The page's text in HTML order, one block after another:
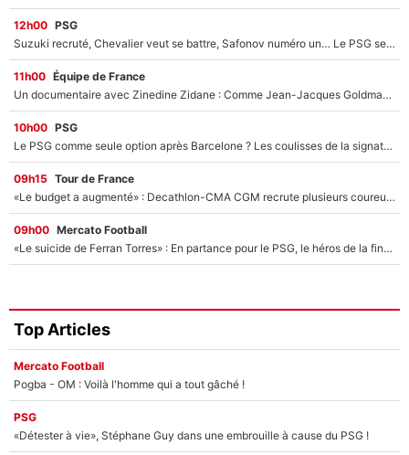
12h00 PSG
Suzuki recruté, Chevalier veut se battre, Safonov numéro un… Le PSG se lance encore dans un gros chantier pour le poste de gardien de but
11h00 Équipe de France
Un documentaire avec Zinedine Zidane : Comme Jean-Jacques Goldman et Mylène Farmer, le nouveau sélectionneur de l'équipe de France a recalé une journaliste très connue
10h00 PSG
Le PSG comme seule option après Barcelone ? Les coulisses de la signature historique de Lionel Messi sont révélées au grand jour !
09h15 Tour de France
«Le budget a augmenté» : Decathlon-CMA CGM recrute plusieurs coureurs pour offrir à Paul Seixas une équipe pour gagner le Tour de France 2027
09h00 Mercato Football
«Le suicide de Ferran Torres» : En partance pour le PSG, le héros de la finale de la Coupe du monde s'attire les foudres de la presse espagnole !
Top Articles
Mercato Football
Pogba - OM : Voilà l'homme qui a tout gâché !
PSG
«Détester à vie», Stéphane Guy dans une embrouille à cause du PSG !